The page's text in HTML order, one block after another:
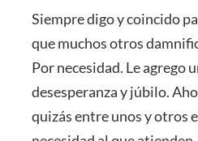
Siempre digo y coincido
que muchos otros
Por necesidad. Le agrego
desesperanza y júbilo.
quizás entre unos y otros